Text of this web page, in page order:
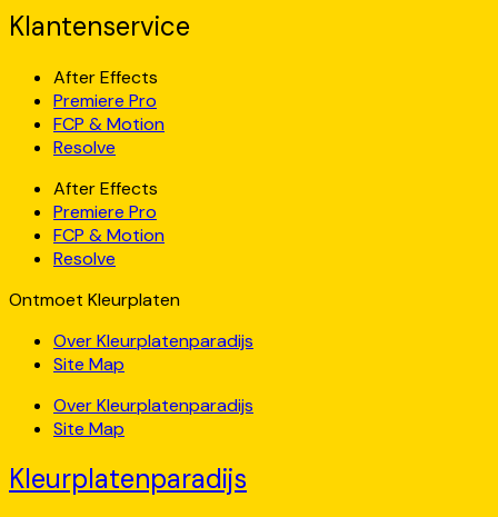
Klantenservice
After Effects
Premiere Pro
FCP & Motion
Resolve
After Effects
Premiere Pro
FCP & Motion
Resolve
Ontmoet Kleurplaten
Over Kleurplatenparadijs
Site Map
Over Kleurplatenparadijs
Site Map
Kleurplatenparadijs